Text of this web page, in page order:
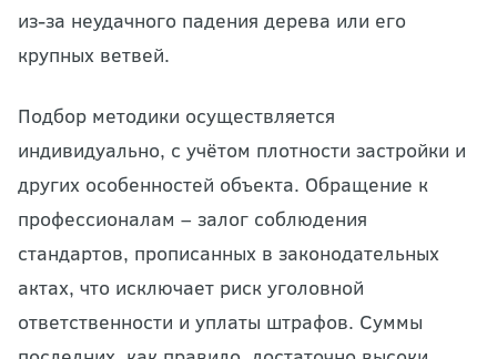
из-за неудачного падения дерева или его
крупных ветвей.
Подбор методики осуществляется
индивидуально, с учётом плотности застройки и
других особенностей объекта. Обращение к
профессионалам – залог соблюдения
стандартов, прописанных в законодательных
актах, что исключает риск уголовной
ответственности и уплаты штрафов. Суммы